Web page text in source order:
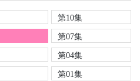
第10集
第07集
第04集
第01集